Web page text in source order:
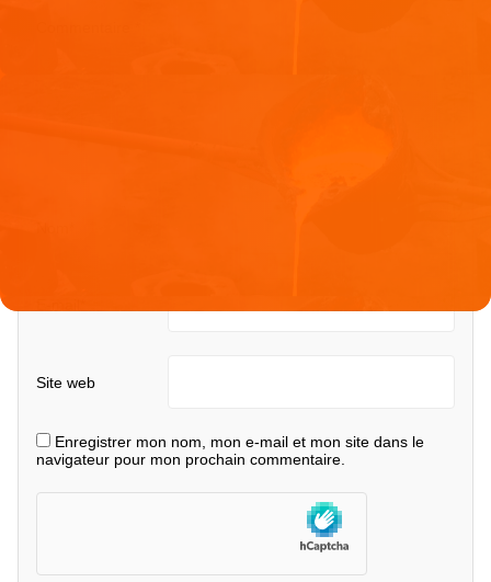
Site web
Enregistrer mon nom, mon e-mail et mon site dans le
navigateur pour mon prochain commentaire.